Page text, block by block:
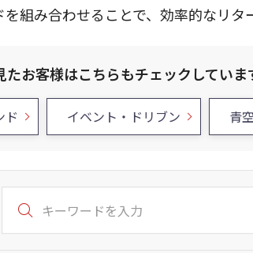
組み合わせることで、効率的なリタ
たお客様はこちらもチェックしていま
ド イベント・ドリブン 青